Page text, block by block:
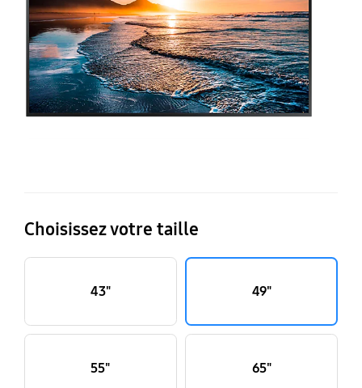
Choisissez votre taille
43" 49"
55" 65"